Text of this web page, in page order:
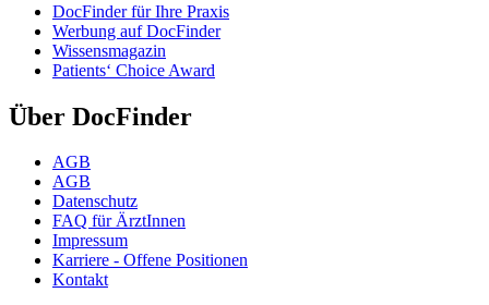
DocFinder für Ihre Praxis
Werbung auf DocFinder
Wissensmagazin
Patients‘ Choice Award
Über DocFinder
AGB
AGB
Datenschutz
FAQ für ÄrztInnen
Impressum
Karriere - Offene Positionen
Kontakt